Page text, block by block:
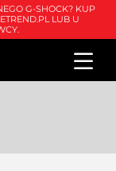
G-SHOCK? KUP
LUB U